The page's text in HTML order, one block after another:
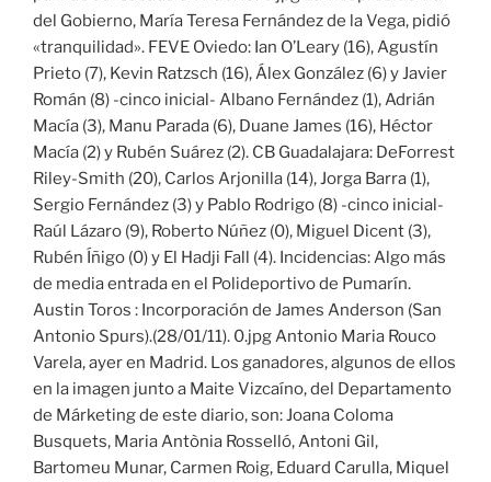
del Gobierno, María Teresa Fernández de la Vega, pidió
«tranquilidad». FEVE Oviedo: Ian O’Leary (16), Agustín
Prieto (7), Kevin Ratzsch (16), Álex González (6) y Javier
Román (8) -cinco inicial- Albano Fernández (1), Adrián
Macía (3), Manu Parada (6), Duane James (16), Héctor
Macía (2) y Rubén Suárez (2). CB Guadalajara: DeForrest
Riley-Smith (20), Carlos Arjonilla (14), Jorga Barra (1),
Sergio Fernández (3) y Pablo Rodrigo (8) -cinco inicial-
Raúl Lázaro (9), Roberto Núñez (0), Miguel Dicent (3),
Rubén Íñigo (0) y El Hadji Fall (4). Incidencias: Algo más
de media entrada en el Polideportivo de Pumarín.
Austin Toros : Incorporación de James Anderson (San
Antonio Spurs).(28/01/11). 0.jpg Antonio Maria Rouco
Varela, ayer en Madrid. Los ganadores, algunos de ellos
en la imagen junto a Maite Vizcaíno, del Departamento
de Márketing de este diario, son: Joana Coloma
Busquets, Maria Antònia Rosselló, Antoni Gil,
Bartomeu Munar, Carmen Roig, Eduard Carulla, Miquel